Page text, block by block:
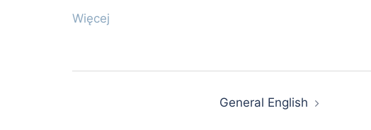
Więcej
General English